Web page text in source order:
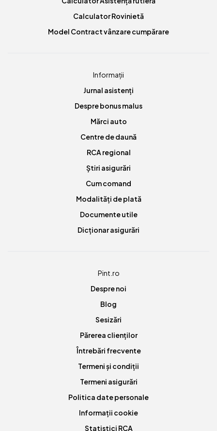
Calculator Rovinietă
Model Contract vânzare cumpărare
Informații
Jurnal asistenți
Despre bonus malus
Mărci auto
Centre de daună
RCA regional
Știri asigurări
Cum comand
Modalități de plată
Documente utile
Dicționar asigurări
Pint.ro
Despre noi
Blog
Sesizări
Părerea clienților
Întrebări frecvente
Termeni și condiții
Termeni asigurări
Politica date personale
Informații cookie
Statistici RCA